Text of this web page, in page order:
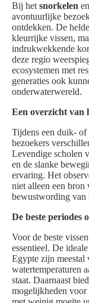
Bij het snorkelen en
avontuurlijke
ontdekken. De
kleurrijke vissen,
indrukwekkende
deze regio
ecosystemen met
generaties ook
onderwaterwereld.
Een overzicht van
Tijdens een duik-
bezoekers
Levendige scholen
en de slanke
ervaring. Het
niet alleen een bron
bewustwording van
De beste periodes
Voor de beste
essentieel. De
Egypte zijn meestal
watertemperaturen
staat. Daarnaast
mogelijkheden voor